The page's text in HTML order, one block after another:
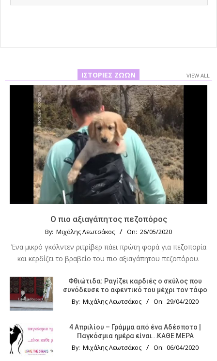
ΙΣΤΟΡΊΕΣ ΖΏΩΝ VIEW ALL
Ο πιο αξιαγάπητος πεζοπόρος
By: Μιχάλης Λεωτσάκος On: 26/05/2020
Ένα μικρό γκόλντεν ριτρίβερ πάει πρώτη φορά για πεζοπορία
και κερδίζει το βραβείο του πιο αξιαγάπητου πεζοπόρου.
Φθιώτιδα: Ραγίζει καρδιές ο σκύλος που
συνόδευσε το αφεντικό του μέχρι τον τάφο
By: Μιχάλης Λεωτσάκος On: 29/04/2020
4 Απριλίου – Γράμμα από ένα Αδέσποτο |
Παγκόσμια ημέρα είναι…ΚΑΘΕ ΜΕΡΑ
By: Μιχάλης Λεωτσάκος On: 06/04/2020